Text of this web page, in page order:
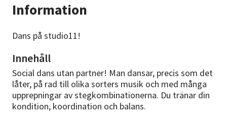
Information
Dans på studio11!
Innehåll
Social dans utan partner! Man dansar, precis som det
låter, på rad till olika sorters musik och med många
upprepningar av stegkombinationerna. Du tränar din
kondition, koordination och balans.